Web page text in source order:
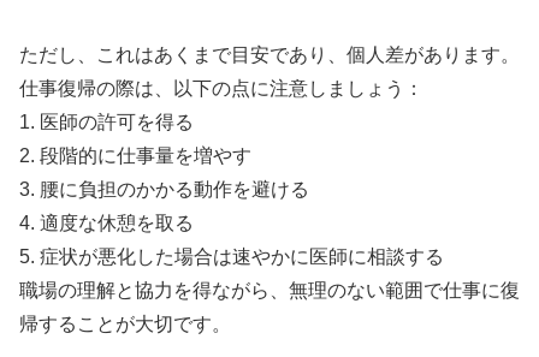
ただし、これはあくまで目安であり、個人差があります。
仕事復帰の際は、以下の点に注意しましょう：
1. 医師の許可を得る
2. 段階的に仕事量を増やす
3. 腰に負担のかかる動作を避ける
4. 適度な休憩を取る
5. 症状が悪化した場合は速やかに医師に相談する
職場の理解と協力を得ながら、無理のない範囲で仕事に復
帰することが大切です。